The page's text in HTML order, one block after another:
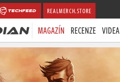
REALMERCH.STORE
MAGAZÍN RECENZE VIDEA